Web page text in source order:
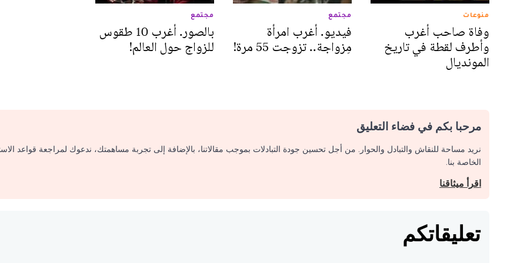
منوعات
وفاة صاحب أغرب
وأطرف لقطة في تاريخ
المونديال
مجتمع
فيديو. أغرب امرأة
مِزواجة.. تزوجت 55 مرة!
مجتمع
بالصور. أغرب 10 طقوس
للزواج حول العالم!
مرحبا بكم في فضاء التعليق
نريد مساحة للنقاش والتبادل والحوار. من أجل تحسين جودة التبادلات بموجب مقالاتنا، بالإضافة إلى تجربة مساهمتك، ندعوك لمراجعة قواعد
الخاصة بنا.
اقرأ ميثاقنا
تعليقاتكم